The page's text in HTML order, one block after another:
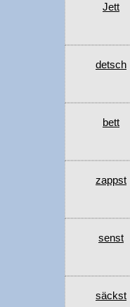
Jett
detsch
bett
zappst
senst
säckst